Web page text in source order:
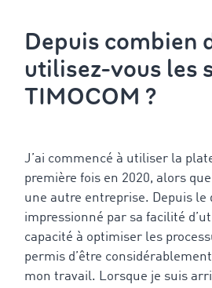
Depuis combien
utilisez-vous les
TIMOCOM ?
J’ai commencé à utiliser la
première fois en 2020, alors
une autre entreprise. Depuis le
impressionné par sa facilité
capacité à optimiser les
permis d’être
mon travail. Lorsque je suis